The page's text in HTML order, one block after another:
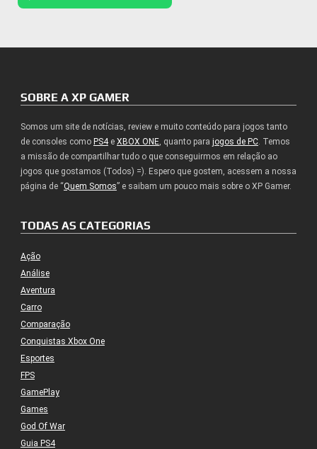
SOBRE A XP GAMER
Somos um site de notícias, review e muito conteúdo para jogos tanto
de consoles como PS4e XBOX ONE, quanto para jogos de PC. Temos
a missão de compartilhar tudo o que conseguirmos em relação ao
jogos que gostamos (Todos) =). Espero que gostem, acessem a nossa
página de “Quem Somos” e saibam um pouco mais sobre o XP Gamer.
TODAS AS CATEGORIAS
Ação
Análise
Aventura
Carro
Comparação
Conquistas Xbox One
Esportes
FPS
GamePlay
Games
God Of War
Guia PS4